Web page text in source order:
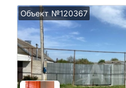
Объект №120367